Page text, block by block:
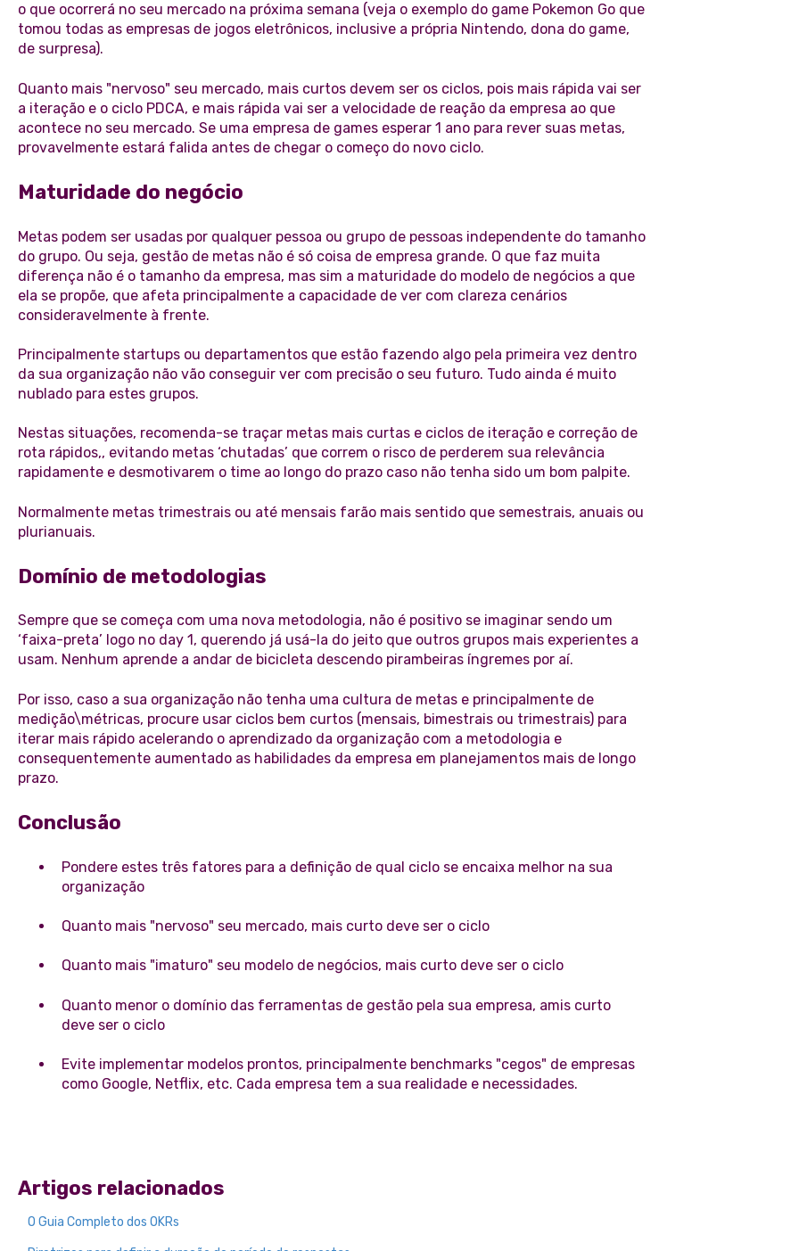
o que ocorrerá no seu mercado na próxima semana (veja o exemplo do game Pokemon Go que
tomou todas as empresas de jogos eletrônicos, inclusive a própria Nintendo, dona do game,
de surpresa).
Quanto mais "nervoso" seu mercado, mais curtos devem ser os ciclos, pois mais rápida vai ser
a iteração e o ciclo PDCA, e mais rápida vai ser a velocidade de reação da empresa ao que
acontece no seu mercado. Se uma empresa de games esperar 1 ano para rever suas metas,
provavelmente estará falida antes de chegar o começo do novo ciclo.
Maturidade do negócio
Metas podem ser usadas por qualquer pessoa ou grupo de pessoas independente do tamanho
do grupo. Ou seja, gestão de metas não é só coisa de empresa grande. O que faz muita
diferença não é o tamanho da empresa, mas sim a maturidade do modelo de negócios a que
ela se propõe, que afeta principalmente a capacidade de ver com clareza cenários
consideravelmente à frente.
Principalmente startups ou departamentos que estão fazendo algo pela primeira vez dentro
da sua organização não vão conseguir ver com precisão o seu futuro. Tudo ainda é muito
nublado para estes grupos.
Nestas situações, recomenda-se traçar metas mais curtas e ciclos de iteração e correção de
rota rápidos,, evitando metas ‘chutadas’ que correm o risco de perderem sua relevância
rapidamente e desmotivarem o time ao longo do prazo caso não tenha sido um bom palpite.
Normalmente metas trimestrais ou até mensais farão mais sentido que semestrais, anuais ou
plurianuais.
Domínio de metodologias
Sempre que se começa com uma nova metodologia, não é positivo se imaginar sendo um
‘faixa-preta’ logo no day 1, querendo já usá-la do jeito que outros grupos mais experientes a
usam. Nenhum aprende a andar de bicicleta descendo pirambeiras íngremes por aí.
Por isso, caso a sua organização não tenha uma cultura de metas e principalmente de
medição\métricas, procure usar ciclos bem curtos (mensais, bimestrais ou trimestrais) para
iterar mais rápido acelerando o aprendizado da organização com a metodologia e
consequentemente aumentado as habilidades da empresa em planejamentos mais de longo
prazo.
Conclusão
Pondere estes três fatores para a definição de qual ciclo se encaixa melhor na sua
organização
Quanto mais "nervoso" seu mercado, mais curto deve ser o ciclo
Quanto mais "imaturo" seu modelo de negócios, mais curto deve ser o ciclo
Quanto menor o domínio das ferramentas de gestão pela sua empresa, amis curto
deve ser o ciclo
Evite implementar modelos prontos, principalmente benchmarks "cegos" de empresas
como Google, Netflix, etc. Cada empresa tem a sua realidade e necessidades.
Artigos relacionados
O Guia Completo dos OKRs